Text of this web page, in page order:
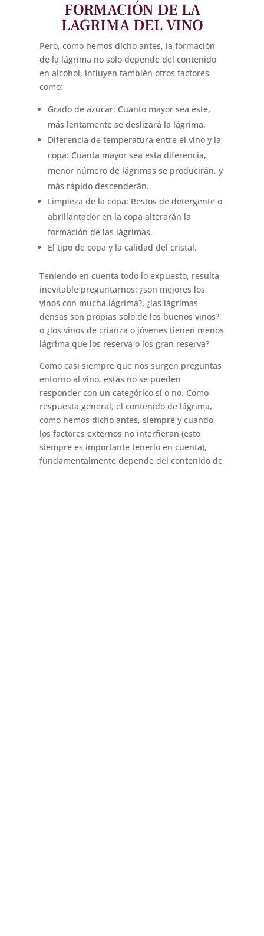
FORMACIÓN DE LA
LAGRIMA DEL VINO
Pero, como hemos dicho antes, la formación
de la lágrima no solo depende del contenido
en alcohol, influyen también otros factores
como:
Grado de azúcar: Cuanto mayor sea este,
más lentamente se deslizará la lágrima.
Diferencia de temperatura entre el vino y la
copa: Cuanta mayor sea esta diferencia,
menor número de lágrimas se producirán, y
más rápido descenderán.
Limpieza de la copa: Restos de detergente o
abrillantador en la copa alterarán la
formación de las lágrimas.
El tipo de copa y la calidad del cristal.
Teniendo en cuenta todo lo expuesto, resulta
inevitable preguntarnos: ¿son mejores los
vinos con mucha lágrima?, ¿las lágrimas
densas son propias solo de los buenos vinos?
o ¿los vinos de crianza o jóvenes tienen menos
lágrima que los reserva o los gran reserva?
Como casi siempre que nos surgen preguntas
entorno al vino, estas no se pueden
responder con un categórico sí o no. Como
respuesta general, el contenido de lágrima,
como hemos dicho antes, siempre y cuando
los factores externos no interfieran (esto
siempre es importante tenerlo en cuenta),
fundamentalmente depende del contenido de